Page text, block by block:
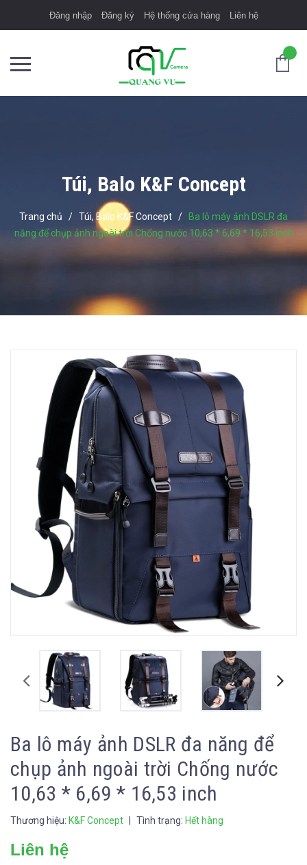
Đăng nhập Đăng ký Hệ thống cửa hàng Liên hệ
Túi, Balo K&F Concept
Trang chủ / Túi, Balo K&F Concept / Ba lô máy ảnh DSLR đa
năng để chụp ảnh ngoài trời Chống nước 10,63 * 6,69 * 16,53 inch
Ba lô máy ảnh DSLR đa năng để
chụp ảnh ngoài trời Chống nước
10,63 * 6,69 * 16,53 inch
Thương hiệu: K&F Concept Tình trạng: Hết hàng
Liên hệ